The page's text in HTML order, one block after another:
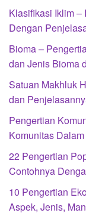
Klasifikasi Iklim –
Dengan
Bioma –
dan Jenis Bioma
Satuan Makhluk
dan
Pengertian
Komunitas
22 Pengertian
Contohnya
10 Pengertian
Aspek, Jenis,